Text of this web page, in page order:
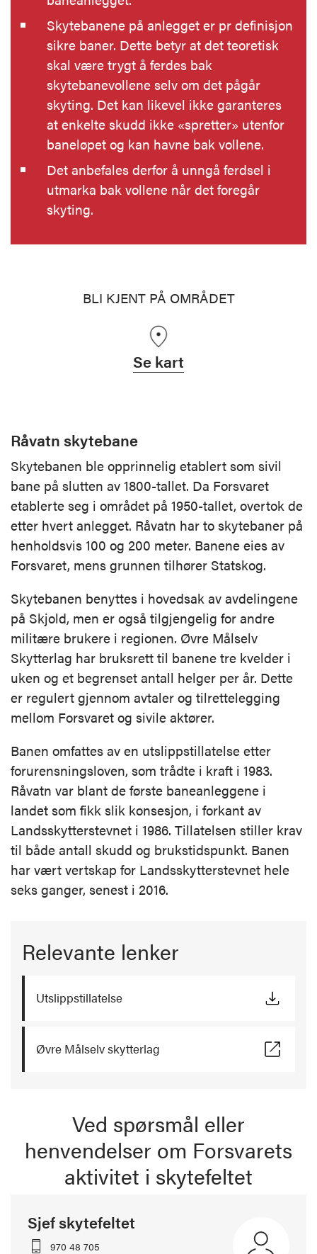
Skytebanene på anlegget er pr definisjon
sikre baner. Dette betyr at det teoretisk
skal være trygt å ferdes bak
skytebanevollene selv om det pågår
skyting. Det kan likevel ikke garanteres
at enkelte skudd ikke «spretter» utenfor
baneløpet og kan havne bak vollene.
Det anbefales derfor å unngå ferdsel i
utmarka bak vollene når det foregår
skyting.
BLI KJENT PÅ OMRÅDET
Se kart
Råvatn skytebane
Skytebanen ble opprinnelig etablert som sivil
bane på slutten av 1800-tallet. Da Forsvaret
etablerte seg i området på 1950-tallet, overtok de
etter hvert anlegget. Råvatn har to skytebaner på
henholdsvis 100 og 200 meter. Banene eies av
Forsvaret, mens grunnen tilhører Statskog.
Skytebanen benyttes i hovedsak av avdelingene
på Skjold, men er også tilgjengelig for andre
militære brukere i regionen. Øvre Målselv
Skytterlag har bruksrett til banene tre kvelder i
uken og et begrenset antall helger per år. Dette
er regulert gjennom avtaler og tilrettelegging
mellom Forsvaret og sivile aktører.
Banen omfattes av en utslippstillatelse etter
forurensningsloven, som trådte i kraft i 1983.
Råvatn var blant de første baneanleggene i
landet som fikk slik konsesjon, i forkant av
Landsskytterstevnet i 1986. Tillatelsen stiller krav
til både antall skudd og brukstidspunkt. Banen
har vært vertskap for Landsskytterstevnet hele
seks ganger, senest i 2016.
Relevante lenker
Utslippstillatelse
Øvre Målselv skytterlag
Ved spørsmål eller
henvendelser om Forsvarets
aktivitet i skytefeltet
Sjef skytefeltet
970 48 705